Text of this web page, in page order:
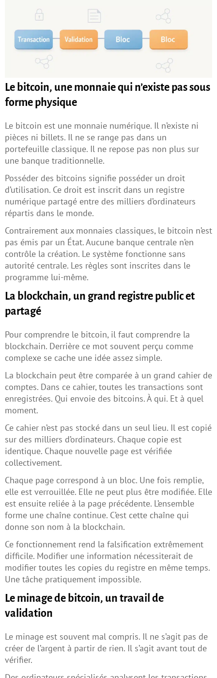
Le bitcoin, une monnaie qui n’existe pas sous
forme physique
Le bitcoin est une monnaie numérique. Il n’existe ni
pièces ni billets. Il ne se range pas dans un
portefeuille classique. Il ne repose pas non plus sur
une banque traditionnelle.
Posséder des bitcoins signifie posséder un droit
d’utilisation. Ce droit est inscrit dans un registre
numérique partagé entre des milliers d’ordinateurs
répartis dans le monde.
Contrairement aux monnaies classiques, le bitcoin n’est
pas émis par un État. Aucune banque centrale n’en
contrôle la création. Le système fonctionne sans
autorité centrale. Les règles sont inscrites dans le
programme lui-même.
La blockchain, un grand registre public et
partagé
Pour comprendre le bitcoin, il faut comprendre la
blockchain. Derrière ce mot souvent perçu comme
complexe se cache une idée assez simple.
La blockchain peut être comparée à un grand cahier de
comptes. Dans ce cahier, toutes les transactions sont
enregistrées. Qui envoie des bitcoins. À qui. Et à quel
moment.
Ce cahier n’est pas stocké dans un seul lieu. Il est copié
sur des milliers d’ordinateurs. Chaque copie est
identique. Chaque nouvelle page est vérifiée
collectivement.
Chaque page correspond à un bloc. Une fois remplie,
elle est verrouillée. Elle ne peut plus être modifiée. Elle
est ensuite reliée à la page précédente. L’ensemble
forme une chaîne continue. C’est cette chaîne qui
donne son nom à la blockchain.
Ce fonctionnement rend la falsification extrêmement
difficile. Modifier une information nécessiterait de
modifier toutes les copies du registre en même temps.
Une tâche pratiquement impossible.
Le minage de bitcoin, un travail de
validation
Le minage est souvent mal compris. Il ne s’agit pas de
créer de l’argent à partir de rien. Il s’agit avant tout de
vérifier.